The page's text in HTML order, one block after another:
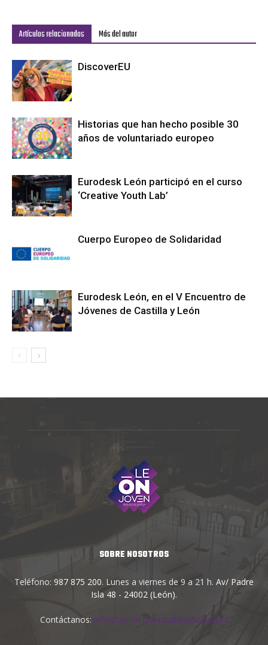
Artículos relacionados Más del autor
DiscoverEU
Historias que han hecho posible 30
años de voluntariado europeo
Eurodesk León participó en el curso
‘Creative Youth Lab’
Cuerpo Europeo de Solidaridad
Eurodesk León, en el V Encuentro de
Jóvenes de Castilla y León
SOBRE NOSOTROS
Teléfono: 987 875 200. Lunes a viernes de 9 a 21 h. Av/ Padre
Isla 48 - 24002 (León).
Contáctanos: informacion.juventud@aytoleon.es